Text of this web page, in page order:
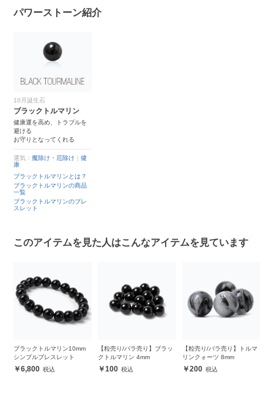
パワーストーン紹介
10月誕生石
ブラックトルマリン
健康運を高め、トラブルを
避ける
お守りとなってくれる
運気： 魔除け・厄除け ｜健
康
ブラックトルマリンとは？
ブラックトルマリンの商品
一覧
ブラックトルマリンのブレ
スレット
このアイテムを見た人はこんなアイテムを見ています
ブラックトルマリン10mm
シンプルブレスレット
6,800
【粒売り/バラ売り】ブラッ
クトルマリン 4mm
100
【粒売り/バラ売り】トルマ
リンクォーツ 8mm
200